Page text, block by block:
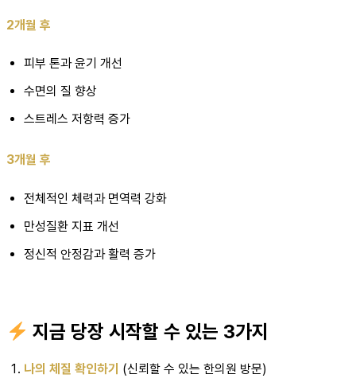
2개월 후
피부 톤과 윤기 개선
수면의 질 향상
스트레스 저항력 증가
3개월 후
전체적인 체력과 면역력 강화
만성질환 지표 개선
정신적 안정감과 활력 증가
지금 당장 시작할 수 있는 3가지
나의 체질 확인하기 (신뢰할 수 있는 한의원 방문)